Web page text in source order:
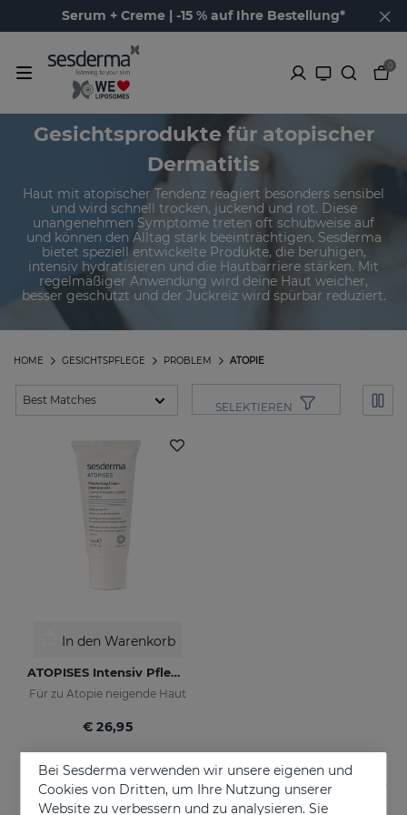
Serum + Creme | -15 % auf Ihre Bestellung*
0
Gesichtsprodukte für atopischer
Dermatitis
Haut mit atopischer Tendenz reagiert besonders sensibel
und wird schnell trocken, juckend und rot. Diese
unangenehmen Symptome treten oft schubweise auf
und können den Alltag stark beeinträchtigen. Sesderma
bietet speziell entwickelte Produkte, die beruhigen,
intensiv hydratisieren und die Hautbarriere stärken. Mit
regelmäßiger Anwendung wird deine Haut weicher,
besser geschützt und der Juckreiz wird spürbar reduziert.
ATOPIE
PROBLEM
GESICHTSPFLEGE
HOME
SELEKTIEREN
In den Warenkorb
ATOPISES Intensiv Pflegende Feuchtigkeitscreme
Für zu Atopie neigende Haut
€ 26,95
Bei Sesderma verwenden wir unsere eigenen und
Cookies von Dritten, um Ihre Nutzung unserer
Website zu verbessern und zu analysieren. Sie